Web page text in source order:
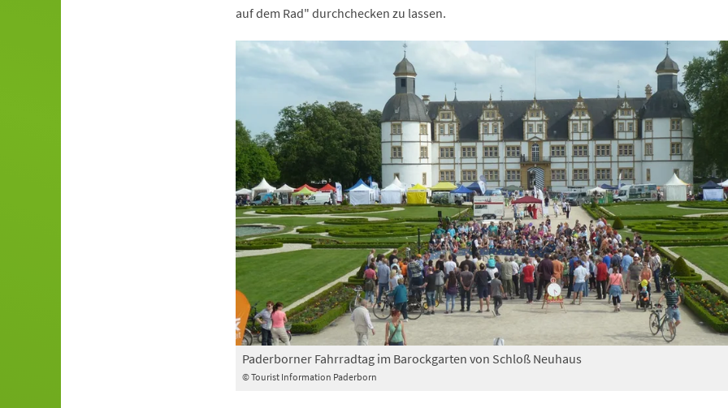
auf dem Rad" durchchecken zu lassen.
© Tourist Information Paderborn
Paderborner Fahrradtag im Barockgarten von Schloß Neuhaus